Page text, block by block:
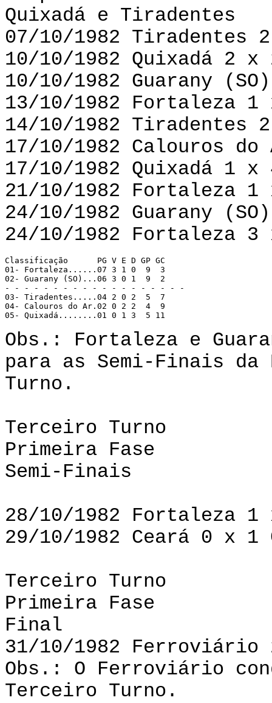
Quixadá e Tiradentes
07/10/1982 Tiradentes
10/10/1982 Quixadá 2
10/10/1982 Guarany
13/10/1982 Fortaleza
14/10/1982 Tiradentes
17/10/1982 Calouros
17/10/1982 Quixadá 1
21/10/1982 Fortaleza 1
24/10/1982 Guarany
24/10/1982 Fortaleza
Classificação 	   PG V E D GP GC
01- Fortaleza......07 3 1 0  9  3
02- Guarany (SO)...06 3 0 1  9  2
- - - - - - - - - - - - - - - - - - -
03- Tiradentes.....04 2 0 2  5  7
04- Calouros do Ar.02 0 2 2  4  9
05- Quixadá........01 0 1 3  5 11
Obs.: Fortaleza e
para as Semi-Finais
Turno.
Terceiro Turno
Primeira Fase
Semi-Finais
28/10/1982 Fortaleza
29/10/1982 Ceará 0 x 1
Terceiro Turno
Primeira Fase
Final
31/10/1982 Ferroviário
Obs.: O Ferroviário
Terceiro Turno.